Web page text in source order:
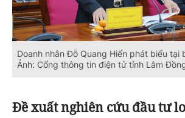
Doanh nhân Đỗ Quang Hiển phát biểu tại
Ảnh: Cổng thông tin điện tử tỉnh Lâm
Đề xuất nghiên cứu đầu tư